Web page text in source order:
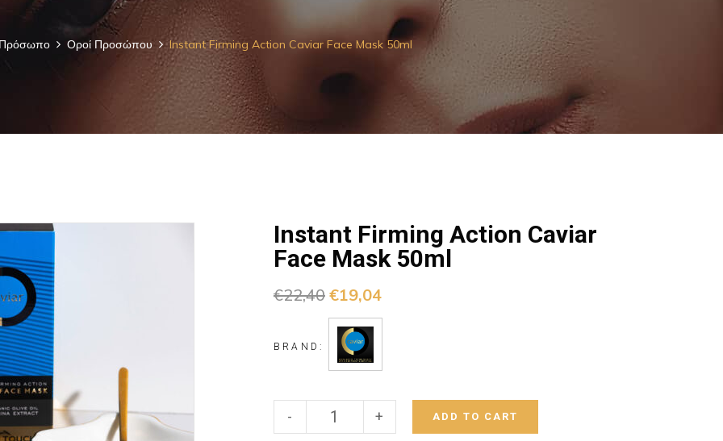
Οροί Προσώπου Instant Firming Action Caviar Face Mask 50ml
Instant Firming Action Caviar
Face Mask 50ml
€22,40 €19,04
BRAND:
+
- ADD TO CART